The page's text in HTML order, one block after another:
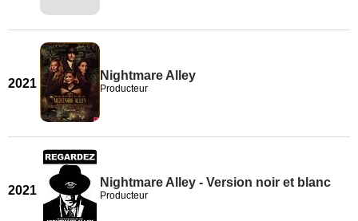
2021
Nightmare Alley
Producteur
2021
Nightmare Alley - Version noir et blanc
Producteur